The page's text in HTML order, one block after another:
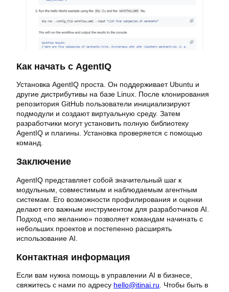
Как начать с AgentIQ
Установка AgentIQ проста. Он поддерживает Ubuntu и
другие дистрибутивы на базе Linux. После клонирования
репозитория GitHub пользователи инициализируют
подмодули и создают виртуальную среду. Затем
разработчики могут установить полную библиотеку
AgentIQ и плагины. Установка проверяется с помощью
команд.
Заключение
AgentIQ представляет собой значительный шаг к
модульным, совместимым и наблюдаемым агентным
системам. Его возможности профилирования и оценки
делают его важным инструментом для разработчиков AI.
Подход «по желанию» позволяет командам начинать с
небольших проектов и постепенно расширять
использование AI.
Контактная информация
Если вам нужна помощь в управлении AI в бизнесе,
свяжитесь с нами по адресу hello@itinai.ru. Чтобы быть в